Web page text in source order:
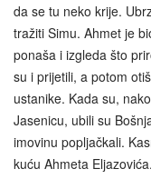
da se tu neko krije.
tražiti Simu. Ahmet je
ponaša i izgleda što
su i prijetili, a potom
ustanike. Kada su,
Jasenicu, ubili su
imovinu popljačkali.
kuću Ahmeta